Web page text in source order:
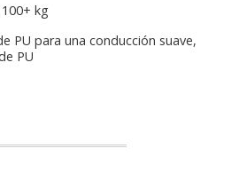
kg
PU para una conducción suave,
PU